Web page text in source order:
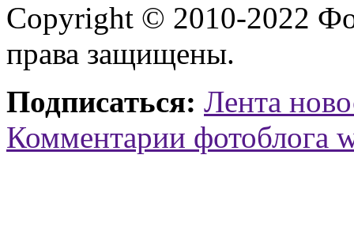
Copyright © 2010-2022
права защищены.
Подписаться: Лента
Комментарии фотоблога